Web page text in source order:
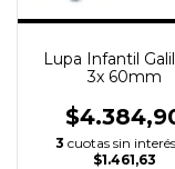
Lupa Infantil
3x 60mm
3 cuotas sin
$1.461,63